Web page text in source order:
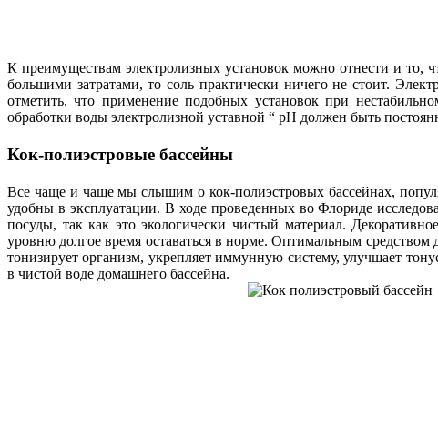
К преимуществам электролизных установок можно отнести и то,
большими затратами, то соль практически ничего не стоит.
отметить, что применение подобных установок при
обработки воды электролизной уставной “ pH должен быть
Кок-полиэстровые бассейны
Все чаще и чаще мы слышим о кок-полиэстровых бассейнах,
удобны в эксплуатации. В ходе проведенных во Флориде
посуды, так как это экологически чистый материал.
уровню долгое время оставаться в норме. Оптимальным средством
тонизирует организм, укрепляет иммунную систему, улучшает
в чистой воде домашнего бассейна.